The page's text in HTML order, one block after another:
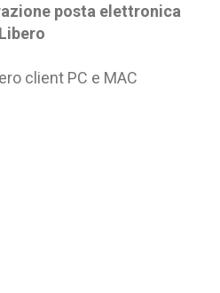
posta elettronica
Libero
client PC e MAC